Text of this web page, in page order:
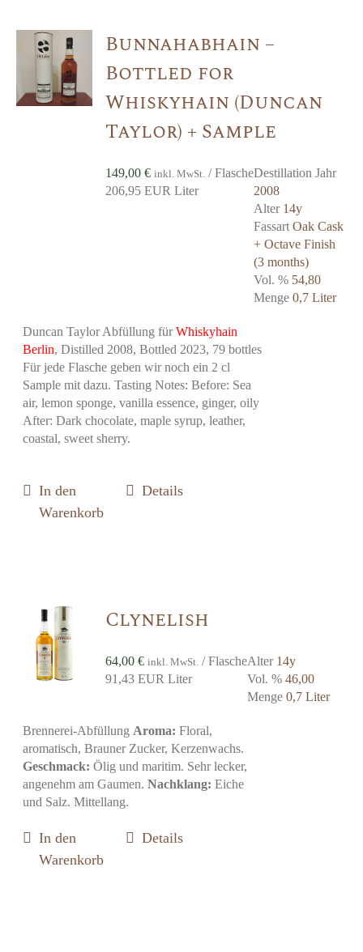
Bunnahabhain –
Bottled for
Whiskyhain (Duncan
Taylor) + Sample
149,00€ inkl. MwSt. / Flasche
206,95 EUR Liter
Destillation Jahr
2008
Alter 14y
FassartOak Cask
+ Octave Finish
(3 months)
Vol. % 54,80
Menge0,7 Liter
Duncan Taylor Abfüllung fürWhiskyhain
Berlin, Distilled 2008, Bottled 2023, 79 bottles
Für jede Flasche geben wir noch ein 2 cl
Sample mit dazu. Tasting Notes: Before: Sea
air, lemon sponge, vanilla essence, ginger, oily
After: Dark chocolate, maple syrup, leather,
coastal, sweet sherry.
In den
Warenkorb
Details
Clynelish
64,00€ inkl. MwSt. / Flasche
91,43 EUR Liter
Alter 14y
Vol. %46,00
Menge0,7 Liter
Brennerei-Abfüllung Aroma: Floral,
aromatisch, Brauner Zucker, Kerzenwachs.
Geschmack: Ölig und maritim. Sehr lecker,
angenehm am Gaumen.Nachklang: Eiche
und Salz. Mittellang.
In den
Warenkorb
Details